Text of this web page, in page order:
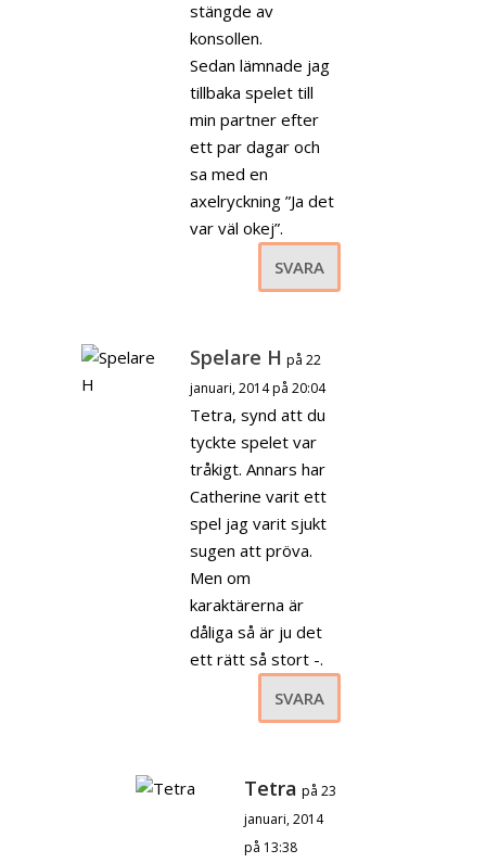
stängde av
konsollen.
Sedan lämnade jag
tillbaka spelet till
min partner efter
ett par dagar och
sa med en
axelryckning ”Ja det
var väl okej”.
SVARA
Spelare H på 22
januari, 2014 på 20:04
Tetra, synd att du
tyckte spelet var
tråkigt. Annars har
Catherine varit ett
spel jag varit sjukt
sugen att pröva.
Men om
karaktärerna är
dåliga så är ju det
ett rätt så stort -.
SVARA
Tetra på 23
januari, 2014
på 13:38